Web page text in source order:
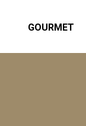
GOURMET